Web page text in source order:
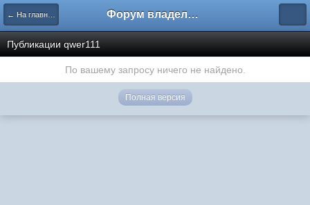
← На главную Форум владельцев интернет-магазинов
Публикации qwer111
По вашему запросу ничего не найдено.
Полная версия